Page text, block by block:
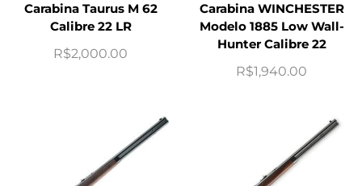
Carabina Taurus M 62
Calibre 22 LR
R$2,000.00
Carabina WINCHESTER
Modelo 1885 Low Wall-
Hunter Calibre 22
R$1,940.00